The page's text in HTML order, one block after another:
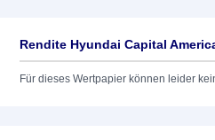
Rendite Hyundai Capital
Für dieses Wertpapier können leider